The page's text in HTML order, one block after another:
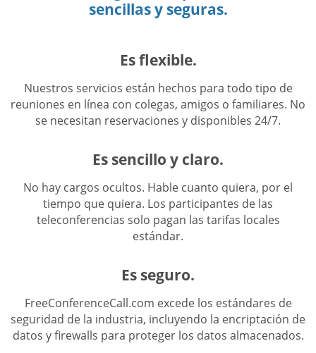
sencillas y seguras.
Es flexible.
Nuestros servicios están hechos para todo tipo de
reuniones en línea con colegas, amigos o familiares. No
se necesitan reservaciones y disponibles 24/7.
Es sencillo y claro.
No hay cargos ocultos. Hable cuanto quiera, por el
tiempo que quiera. Los participantes de las
teleconferencias solo pagan las tarifas locales
estándar.
Es seguro.
FreeConferenceCall.com excede los estándares de
seguridad de la industria, incluyendo la encriptación de
datos y firewalls para proteger los datos almacenados.